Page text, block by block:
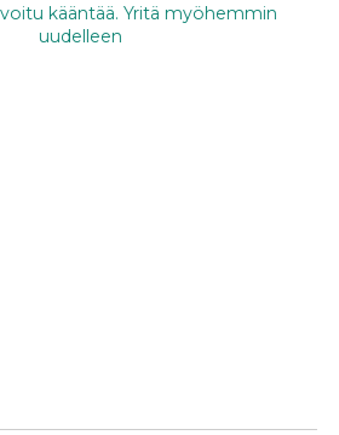
kääntää. Yritä myöhemmin
uudelleen